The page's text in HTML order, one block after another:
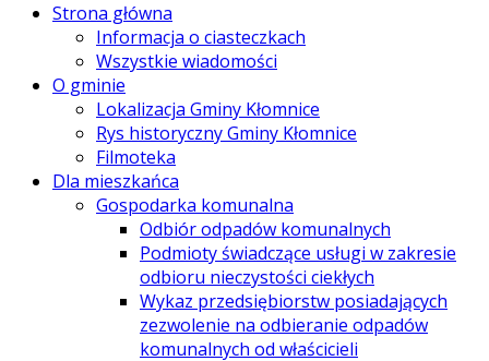
Strona główna
Informacja o ciasteczkach
Wszystkie wiadomości
O gminie
Lokalizacja Gminy Kłomnice
Rys historyczny Gminy Kłomnice
Filmoteka
Dla mieszkańca
Gospodarka komunalna
Odbiór odpadów komunalnych
Podmioty świadczące usługi w zakresie
odbioru nieczystości ciekłych
Wykaz przedsiębiorstw posiadających
zezwolenie na odbieranie odpadów
komunalnych od właścicieli